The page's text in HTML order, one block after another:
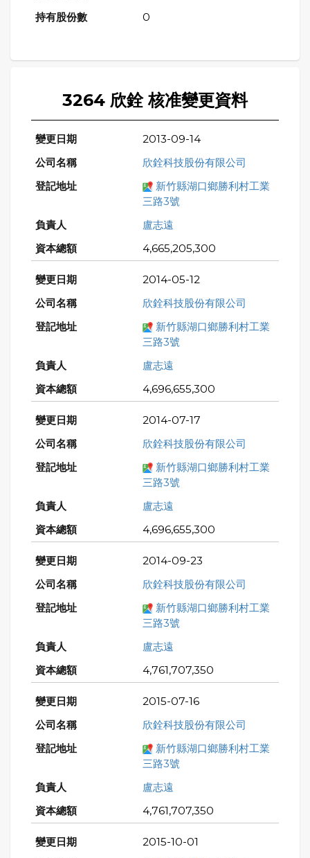
0
3264 欣銓 核准變更資料
2013-09-14
欣銓科技股份有限公司
新竹縣湖口鄉勝利村工業
三路3號
盧志遠
4,665,205,300
2014-05-12
欣銓科技股份有限公司
新竹縣湖口鄉勝利村工業
三路3號
盧志遠
4,696,655,300
2014-07-17
欣銓科技股份有限公司
新竹縣湖口鄉勝利村工業
三路3號
盧志遠
4,696,655,300
2014-09-23
欣銓科技股份有限公司
新竹縣湖口鄉勝利村工業
三路3號
盧志遠
4,761,707,350
2015-07-16
欣銓科技股份有限公司
新竹縣湖口鄉勝利村工業
三路3號
盧志遠
4,761,707,350
2015-10-01